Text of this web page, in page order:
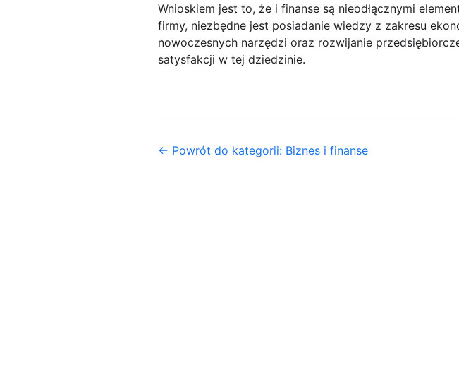
Wnioskiem jest to, że i finanse są nieodłącznymi
firmy, niezbędne jest posiadanie wiedzy z zakresu
nowoczesnych narzędzi oraz rozwijanie
satysfakcji w tej dziedzinie.
← Powrót do kategorii: Biznes i finanse